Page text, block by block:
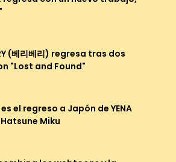
(베리베리) regresa tras dos
"Lost and Found"
es el regreso a Japón de YENA
Miku